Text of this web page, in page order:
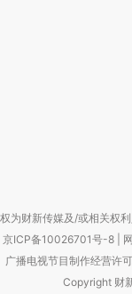
为财新传媒及/或相关权
京ICP备10026701号-8
广播电视节目制作经营许
Copyright 财